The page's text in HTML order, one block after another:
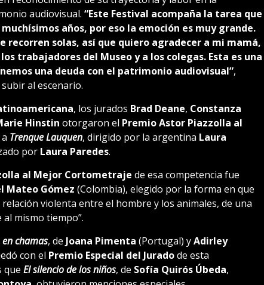
audiovisual. “Este Festival acompaña la tarea que
años, por eso la emoción es muy grande.
recorren solas, así que quiero agradecer a mi mamá,
trabajadores del Museo y a los colegas. Esta es una
una deuda con el patrimonio audiovisual”,
al escenario.
, los jurados Brad Deane, Constanza
Hinstin otorgaron el Premio Astor Piazzolla al
a Trenque Lauquen, dirigido por la argentina Laura
por Laura Paredes.
al Mejor Cortometraje de esa competencia fue
Mateo Gómez (Colombia), elegido por la forma en que
violenta entre el hombre y los animales, de una
mismo tiempo”.
chamas, de Joana Pimenta (Portugal) yAdirley
con el Premio Especial del Juradode esta
que El silencio de los niños, de Sofía Quirós Úbeda,